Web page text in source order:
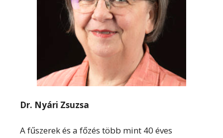
Dr. Nyári Zsuzsa
A fűszerek és a főzés több mint 40 éves